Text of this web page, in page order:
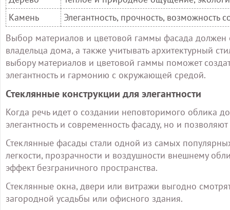
Камень
Элегантность, прочность, возможность
Выбор материалов и цветовой гаммы фасада должен
владельца дома, а также учитывать архитектурный
выбору материалов и цветовой гаммы поможет
элегантность и гармонию с окружающей средой.
Стеклянные конструкции для элегантности
Когда речь идет о создании неповторимого облика
элегантность и современность фасаду, но и
Стеклянные фасады стали одной из самых
легкости, прозрачности и воздушности внешнему
эффект безграничного пространства.
Стеклянные окна, двери или витражи выгодно
загородной усадьбы или офисного здания.